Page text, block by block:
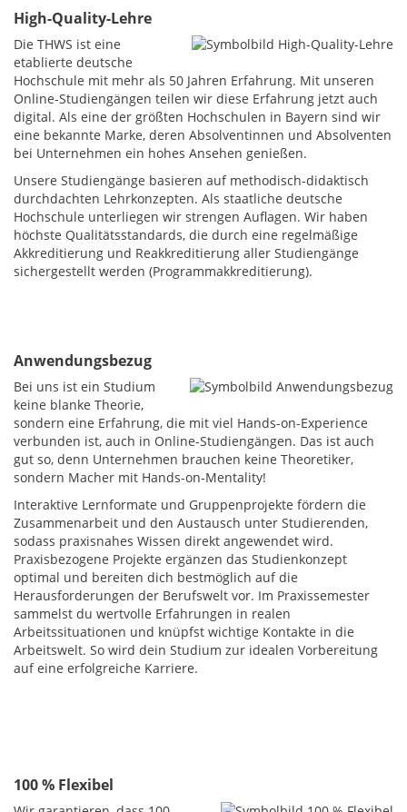
High-Quality-Lehre
Die THWS ist eine
etablierte deutsche
Hochschule mit mehr als 50 Jahren Erfahrung. Mit unseren
Online-Studiengängen teilen wir diese Erfahrung jetzt auch
digital. Als eine der größten Hochschulen in Bayern sind wir
eine bekannte Marke, deren Absolventinnen und Absolventen
bei Unternehmen ein hohes Ansehen genießen.
Unsere Studiengänge basieren auf methodisch-didaktisch
durchdachten Lehrkonzepten. Als staatliche deutsche
Hochschule unterliegen wir strengen Auflagen. Wir haben
höchste Qualitätsstandards, die durch eine regelmäßige
Akkreditierung und Reakkreditierung aller Studiengänge
sichergestellt werden (Programmakkreditierung).
Anwendungsbezug
Bei uns ist ein Studium
keine blanke Theorie,
sondern eine Erfahrung, die mit viel Hands-on-Experience
verbunden ist, auch in Online-Studiengängen. Das ist auch
gut so, denn Unternehmen brauchen keine Theoretiker,
sondern Macher mit Hands-on-Mentality!
Interaktive Lernformate und Gruppenprojekte fördern die
Zusammenarbeit und den Austausch unter Studierenden,
sodass praxisnahes Wissen direkt angewendet wird.
Praxisbezogene Projekte ergänzen das Studienkonzept
optimal und bereiten dich bestmöglich auf die
Herausforderungen der Berufswelt vor. Im Praxissemester
sammelst du wertvolle Erfahrungen in realen
Arbeitssituationen und knüpfst wichtige Kontakte in die
Arbeitswelt. So wird dein Studium zur idealen Vorbereitung
auf eine erfolgreiche Karriere.
100 % Flexibel